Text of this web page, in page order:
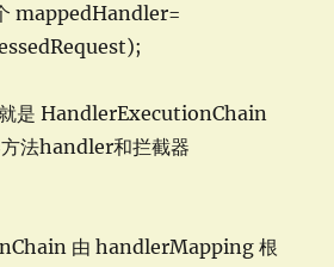
mappedHandler=
是 HandlerExecutionChain
法handler和拦截器
由 handlerMapping 根